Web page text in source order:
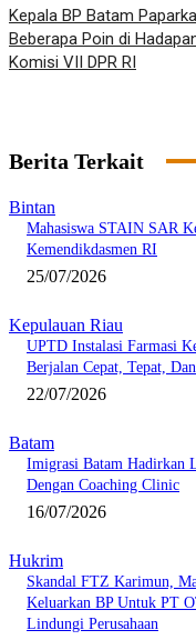
Kepala BP Batam
Beberapa Poin di
Komisi VII DPR RI
Berita Terkait
Bintan
Mahasiswa STAIN SAR
Kemendikdasmen RI
25/07/2026
Kepulauan Riau
UPTD Instalasi Farmasi
Berjalan Cepat, Tepat,
22/07/2026
Batam
Imigrasi Batam Hadirkan
Dengan Coaching Clinic
16/07/2026
Hukrim
Skandal FTZ Karimun,
Keluarkan BP Untuk PT
Lindungi Perusahaan